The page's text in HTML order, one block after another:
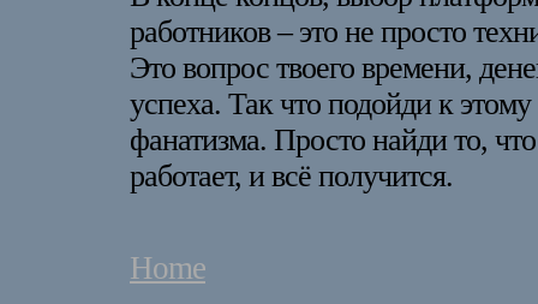
работников – это не просто
Это вопрос твоего времени,
успеха. Так что подойди к этому
фанатизма. Просто найди то,
работает, и всё получится.
Home